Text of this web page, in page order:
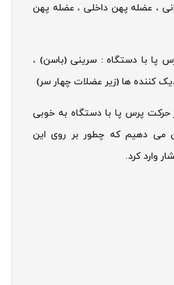
، عضله پهن داخلی ، عضله پهن
پا با دستگاه : سرینی (باسن) ،
کننده ها (زیر عضلات چهار سر)
حرکت پرس پا با دستگاه به خوبی
می دهیم که چطور بر روی این
وارد کرد.